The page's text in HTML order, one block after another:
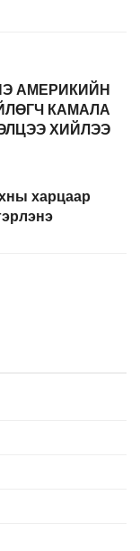
АМЕРИКИЙН
КАМАЛА
ХИЙЛЭЭ
харцаар